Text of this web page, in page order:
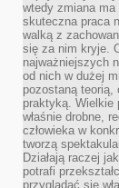
wtedy zmiana
skuteczna praca
walką z
się za nim kryje.
najważniejszych
od nich w dużej
pozostaną
praktyką. Wielkie
właśnie drobne,
człowieka w
tworzą
Działają raczej
potrafi
przyglądać się